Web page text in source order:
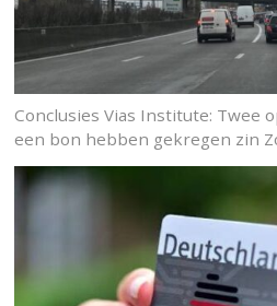
Conclusies Vias Institute: Twee
een bon hebben gekregen zin